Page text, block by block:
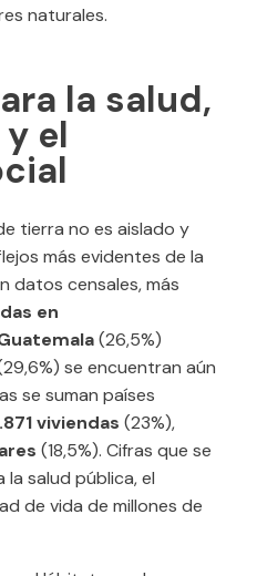
naturales.
la salud,
el
tierra no es aislado y
más evidentes de la
datos censales, más
en
(26,5%)
se encuentran aún
se suman países
viviendas (23%),
(18,5%). Cifras que se
salud pública, el
de vida de millones de